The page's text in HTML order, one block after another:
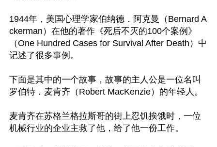
1944年，美国心理学家伯纳德．阿克曼（Bernard A
ckerman）在他的著作《死后不灭的100个案例》
（One Hundred Cases for Survival After Death）中
记述了很多事例。
下面是其中的一个故事，故事的主人公是一位名叫
罗伯特．麦肯齐（Robert MacKenzie）的年轻人。
麦肯齐在苏格兰格拉斯哥的街上忍饥挨饿时，一位
机械行业的企业主救了他，给了他一份工作。